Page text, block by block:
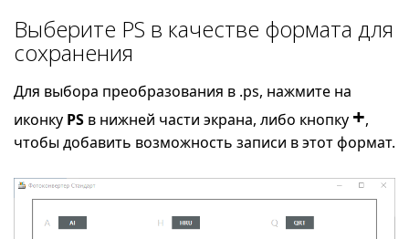
Выберите PS в качестве формата для
сохранения
Для выбора преобразования в .ps, нажмите на
иконку PS в нижней части экрана, либо кнопку +,
чтобы добавить возможность записи в этот формат.